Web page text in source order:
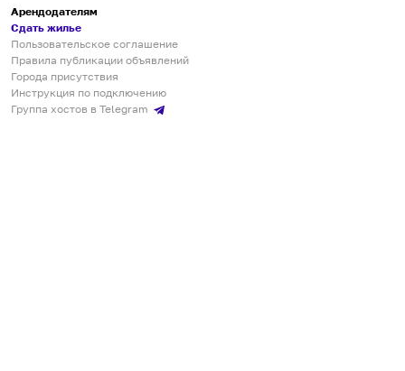
Арендодателям
Сдать жилье
Пользовательское соглашение
Правила публикации объявлений
Города присутствия
Инструкция по подключению
Группа хостов в Telegram